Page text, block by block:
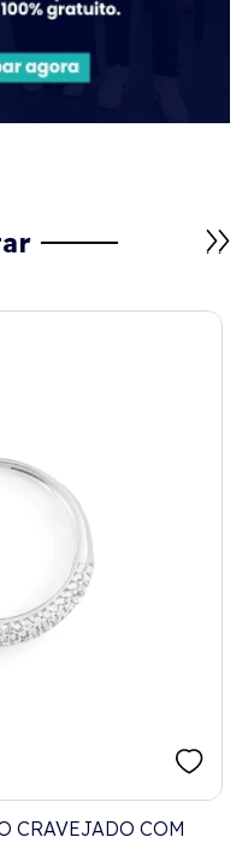
CRAVEJADO COM